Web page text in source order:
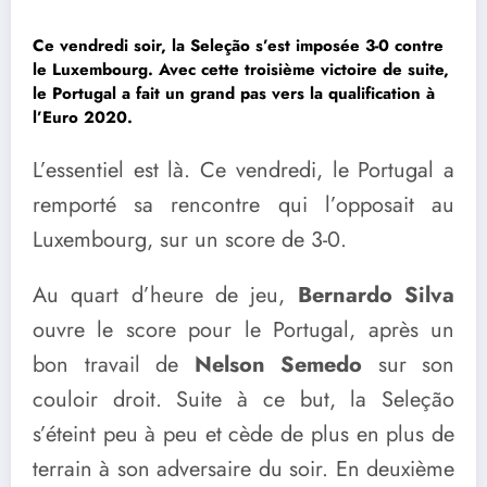
Ce vendredi soir, la Seleção s’est imposée 3-0 contre
le Luxembourg. Avec cette troisième victoire de suite,
le Portugal a fait un grand pas vers la qualification à
l’Euro 2020.
L’essentiel est là. Ce vendredi, le Portugal a
remporté sa rencontre qui l’opposait au
Luxembourg, sur un score de 3-0.
Au quart d’heure de jeu, Bernardo Silva
ouvre le score pour le Portugal, après un
bon travail de Nelson Semedo sur son
couloir droit. Suite à ce but, la Seleção
s’éteint peu à peu et cède de plus en plus de
terrain à son adversaire du soir. En deuxième